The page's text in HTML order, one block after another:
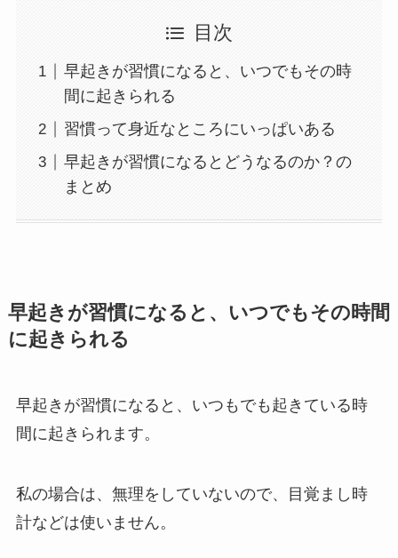
目次
早起きが習慣になると、いつでもその時
間に起きられる
習慣って身近なところにいっぱいある
早起きが習慣になるとどうなるのか？の
まとめ
早起きが習慣になると、いつでもその時間
に起きられる
早起きが習慣になると、いつもでも起きている時
間に起きられます。
私の場合は、無理をしていないので、目覚まし時
計などは使いません。